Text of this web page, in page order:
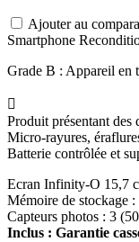
Ajouter au
Smartphone
Grade B : Appareil en

Produit présentant des
Micro-rayures,
Batterie contrôlée et
Ecran Infinity-O 15,7
Mémoire de stockage
Capteurs photos : 3
Inclus : Garantie